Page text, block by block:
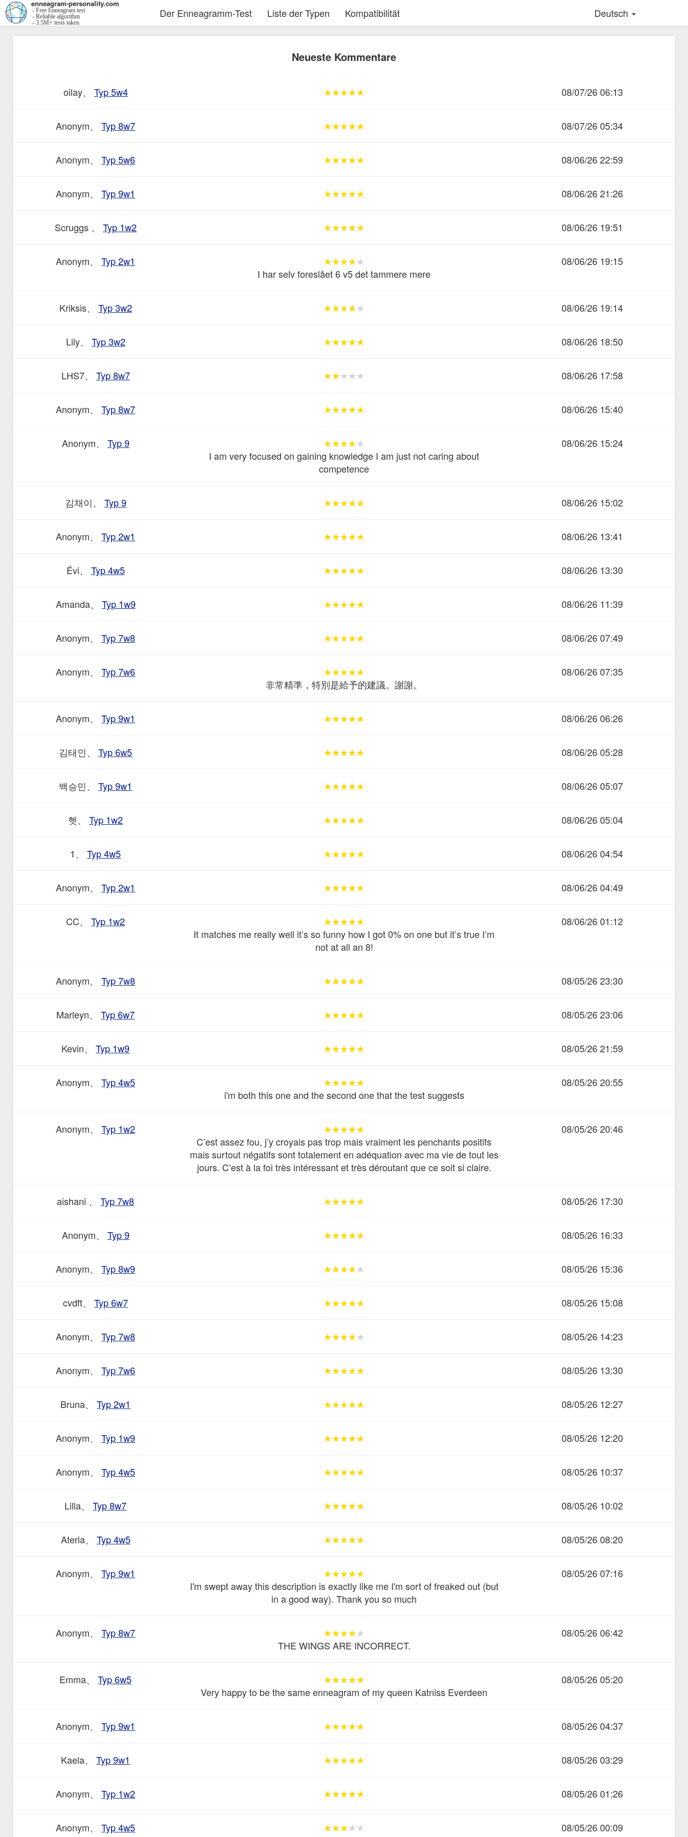
enneagram-personality.com
- Free Enneagram test
- Reliable algorithm
- 3.5M+ tests taken
Der Enneagramm-Test Liste der Typen Kompatibilität Deutsch
Neueste Kommentare
oilay、 Typ 5w4 ★★★★★
★★★★★
★★★★★ 08/07/26 06:13
Anonym、Typ 8w7 ★★★★★
★★★★★
★★★★★ 08/07/26 05:34
Anonym、Typ 5w6 ★★★★★
★★★★★
★★★★★ 08/06/26 22:59
Anonym、Typ 9w1 ★★★★★
★★★★★
★★★★★ 08/06/26 21:26
Scruggs 、 Typ 1w2 ★★★★★
★★★★★
★★★★★ 08/06/26 19:51
Anonym、Typ 2w1 ★★★★★
★★★★★
★★★★★
I har selv foreslået 6 v5 det tammere mere
08/06/26 19:15
Kriksis、 Typ 3w2 ★★★★★
★★★★★
★★★★★ 08/06/26 19:14
Lily、 Typ 3w2 ★★★★★
★★★★★
★★★★★ 08/06/26 18:50
LHS7、 Typ 8w7 ★★★★★
★★★★★
★★★★★ 08/06/26 17:58
Anonym、Typ 8w7 ★★★★★
★★★★★
★★★★★ 08/06/26 15:40
Anonym、 Typ 9 ★★★★★
★★★★★
★★★★★
I am very focused on gaining knowledge I am just not caring about
competence
08/06/26 15:24
김채이、 Typ 9 ★★★★★
★★★★★
★★★★★ 08/06/26 15:02
Anonym、Typ 2w1 ★★★★★
★★★★★
★★★★★ 08/06/26 13:41
Évi、 Typ 4w5 ★★★★★
★★★★★
★★★★★ 08/06/26 13:30
Amanda、 Typ 1w9 ★★★★★
★★★★★
★★★★★ 08/06/26 11:39
Anonym、Typ 7w8 ★★★★★
★★★★★
★★★★★ 08/06/26 07:49
Anonym、Typ 7w6 ★★★★★
★★★★★
★★★★★
非常精準，特別是給予的建議。謝謝。
08/06/26 07:35
Anonym、Typ 9w1 ★★★★★
★★★★★
★★★★★ 08/06/26 06:26
김태인、Typ 6w5 ★★★★★
★★★★★
★★★★★ 08/06/26 05:28
백승민、Typ 9w1 ★★★★★
★★★★★
★★★★★ 08/06/26 05:07
헷、Typ 1w2 ★★★★★
★★★★★
★★★★★ 08/06/26 05:04
1、Typ 4w5 ★★★★★
★★★★★
★★★★★ 08/06/26 04:54
Anonym、Typ 2w1 ★★★★★
★★★★★
★★★★★ 08/06/26 04:49
CC、Typ 1w2 ★★★★★
★★★★★
★★★★★
It matches me really well it’s so funny how I got 0% on one but it’s true I’m
not at all an 8!
08/06/26 01:12
Anonym、Typ 7w8 ★★★★★
★★★★★
★★★★★ 08/05/26 23:30
Marleyn、Typ 6w7 ★★★★★
★★★★★
★★★★★ 08/05/26 23:06
Kevin、Typ 1w9 ★★★★★
★★★★★
★★★★★ 08/05/26 21:59
Anonym、Typ 4w5 ★★★★★
★★★★★
★★★★★
i'm both this one and the second one that the test suggests
08/05/26 20:55
Anonym、Typ 1w2 ★★★★★
★★★★★
★★★★★
C’est assez fou, j’y croyais pas trop mais vraiment les penchants positifs
mais surtout négatifs sont totalement en adéquation avec ma vie de tout les
jours. C’est à la foi très intéressant et très déroutant que ce soit si claire.
08/05/26 20:46
aishani 、Typ 7w8 ★★★★★
★★★★★
★★★★★ 08/05/26 17:30
Anonym、 Typ 9 ★★★★★
★★★★★
★★★★★ 08/05/26 16:33
Anonym、Typ 8w9 ★★★★★
★★★★★
★★★★★ 08/05/26 15:36
cvdft、Typ 6w7 ★★★★★
★★★★★
★★★★★ 08/05/26 15:08
Anonym、Typ 7w8 ★★★★★
★★★★★
★★★★★ 08/05/26 14:23
Anonym、Typ 7w6 ★★★★★
★★★★★
★★★★★ 08/05/26 13:30
Bruna、Typ 2w1 ★★★★★
★★★★★
★★★★★ 08/05/26 12:27
Anonym、Typ 1w9 ★★★★★
★★★★★
★★★★★ 08/05/26 12:20
Anonym、Typ 4w5 ★★★★★
★★★★★
★★★★★ 08/05/26 10:37
Lilla、Typ 8w7 ★★★★★
★★★★★
★★★★★ 08/05/26 10:02
Ateria、 Typ 4w5 ★★★★★
★★★★★
★★★★★ 08/05/26 08:20
Anonym、Typ 9w1 ★★★★★
★★★★★
★★★★★
I'm swept away this description is exactly like me I'm sort of freaked out (but
in a good way). Thank you so much
08/05/26 07:16
Anonym、Typ 8w7 ★★★★★
★★★★★
★★★★★
THE WINGS ARE INCORRECT.
08/05/26 06:42
Emma、Typ 6w5 ★★★★★
★★★★★
★★★★★
Very happy to be the same enneagram of my queen Katniss Everdeen
08/05/26 05:20
Anonym、Typ 9w1 ★★★★★
★★★★★
★★★★★ 08/05/26 04:37
Kaela、Typ 9w1 ★★★★★
★★★★★
★★★★★ 08/05/26 03:29
Anonym、Typ 1w2 ★★★★★
★★★★★
★★★★★ 08/05/26 01:26
Anonym、Typ 4w5 ★★★★★
★★★★★
★★★★★ 08/05/26 00:09